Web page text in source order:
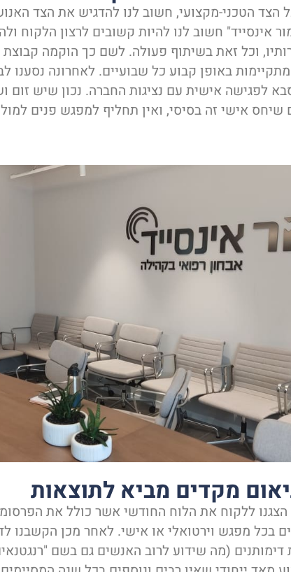
הצד הטכני-מקצועי, חשוב לנו להדגיש את הצד
אינסייד" חשוב לנו להיות קשובים לרצון הלקוח
וכל זאת בשיתוף פעולה. לשם כך הוקמה קבוצת
מתקיימות באופן קבוע כל שבועיים. לאחרונה
לפגישה אישית עם נציגות החברה. נכון שיש זום
שיחס אישי זה בסיסי, ואין תחליף למפגש פנים
מקדים מביא לתוצאות
ללקוח את הלוח החודשי אשר כולל את
בכל מפגש וירטואלי או אישי. לאחר מכן הקשבנו
דימותנים (מה שידוע לרוב האנשים גם בשם